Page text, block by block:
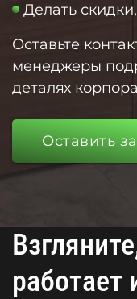
Делать
Оставьте
менеджеры
деталях
Оставить
работает